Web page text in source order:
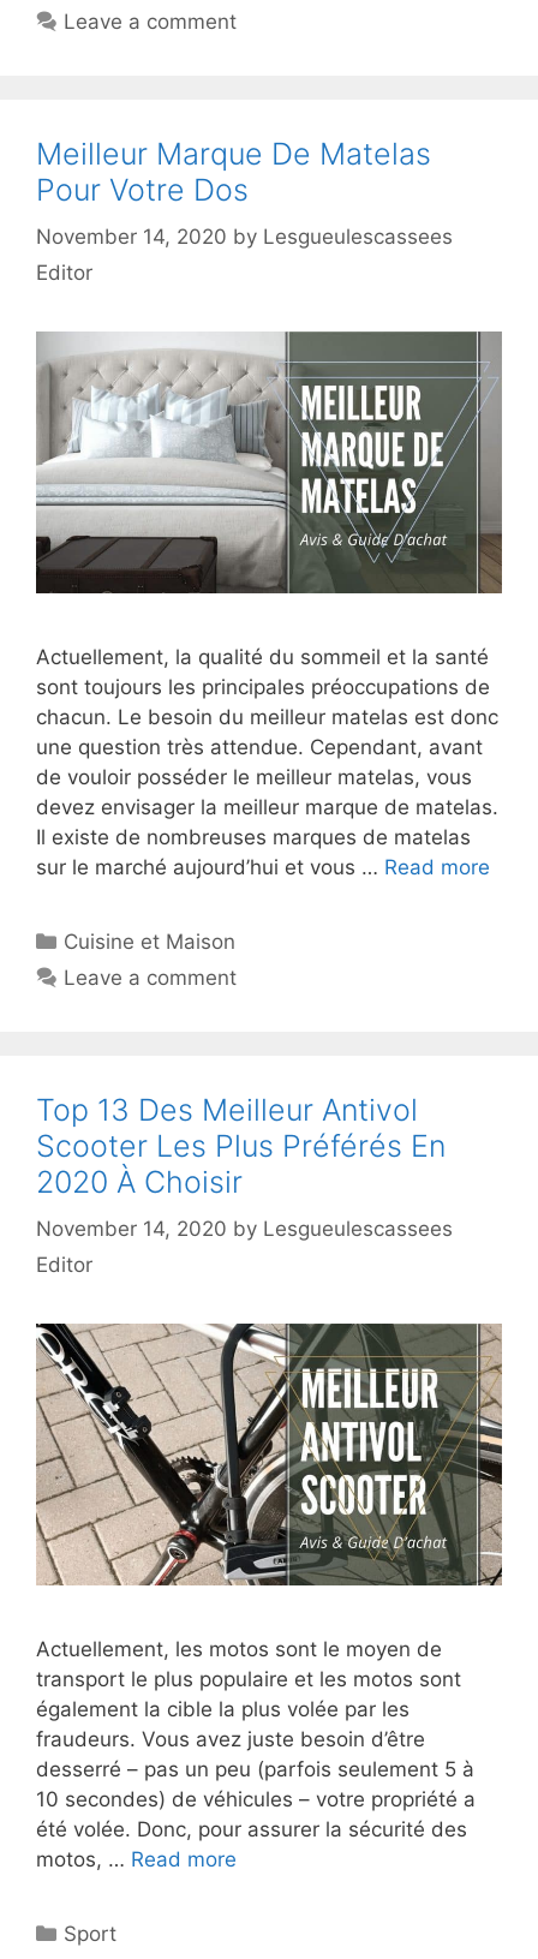
Leave a comment
Meilleur Marque De Matelas
Pour Votre Dos
November 14, 2020 by Lesgueulescassees
Editor
Actuellement, la qualité du sommeil et la santé
sont toujours les principales préoccupations de
chacun. Le besoin du meilleur matelas est donc
une question très attendue. Cependant, avant
de vouloir posséder le meilleur matelas, vous
devez envisager la meilleur marque de matelas.
Il existe de nombreuses marques de matelas
sur le marché aujourd’hui et vous … Read more
Cuisine et Maison
Leave a comment
Top 13 Des Meilleur Antivol
Scooter Les Plus Préférés En
2020 À Choisir
November 14, 2020 by Lesgueulescassees
Editor
Actuellement, les motos sont le moyen de
transport le plus populaire et les motos sont
également la cible la plus volée par les
fraudeurs. Vous avez juste besoin d’être
desserré – pas un peu (parfois seulement 5 à
10 secondes) de véhicules – votre propriété a
été volée. Donc, pour assurer la sécurité des
motos, … Read more
Sport